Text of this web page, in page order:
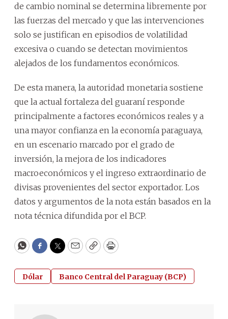
de cambio nominal se determina libremente por
las fuerzas del mercado y que las intervenciones
solo se justifican en episodios de volatilidad
excesiva o cuando se detectan movimientos
alejados de los fundamentos económicos.
De esta manera, la autoridad monetaria sostiene
que la actual fortaleza del guaraní responde
principalmente a factores económicos reales y a
una mayor confianza en la economía paraguaya,
en un escenario marcado por el grado de
inversión, la mejora de los indicadores
macroeconómicos y el ingreso extraordinario de
divisas provenientes del sector exportador. Los
datos y argumentos de la nota están basados en la
nota técnica difundida por el BCP.
WhatsApp
Facebook
Twitter
EmailCopyPrint
Dólar Banco Central del Paraguay (BCP)